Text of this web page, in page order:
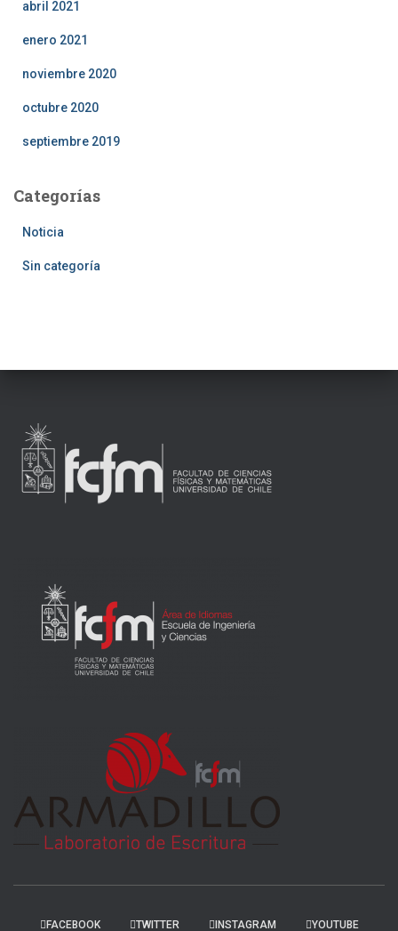
abril 2021
enero 2021
noviembre 2020
octubre 2020
septiembre 2019
Categorías
Noticia
Sin categoría
FACEBOOK TWITTER INSTAGRAM YOUTUBE